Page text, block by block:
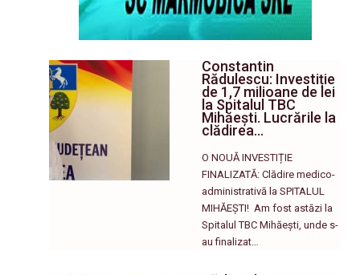
Constantin
Rădulescu: Investiție
de 1,7 milioane de lei
la Spitalul TBC
Mihăești. Lucrările la
clădirea…
O NOUĂ INVESTIȚIE
FINALIZATĂ: Clădire medico-
administrativă la SPITALUL
MIHĂEȘTI! ​ Am fost astăzi la
Spitalul TBC Mihăești, unde s-
au finalizat…